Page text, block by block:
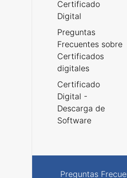
Certificado
Digital
Preguntas
Frecuentes sobre
Certificados
digitales
Certificado
Digital -
Descarga de
Software
Preguntas